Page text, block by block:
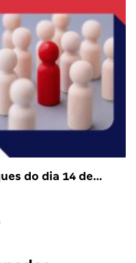
do dia 14 de…